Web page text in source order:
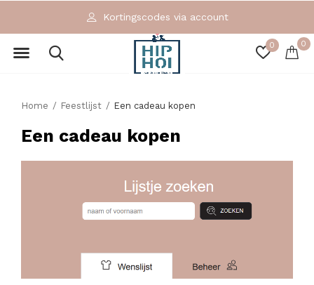
0 0
Kortingscodes via account
Home Feestlijst Een cadeau kopen
Een cadeau kopen